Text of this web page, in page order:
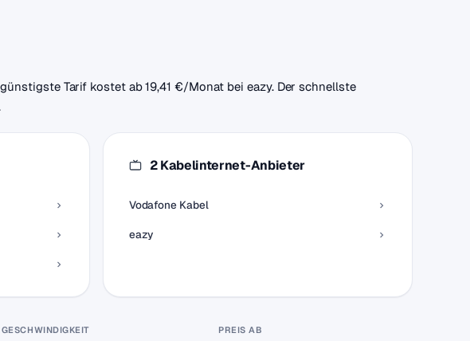
Tarif kostet ab 19,41 €/Monat bei eazy. Der schnellste
2 Kabelinternet-Anbieter
Vodafone Kabel
eazy
PREIS AB